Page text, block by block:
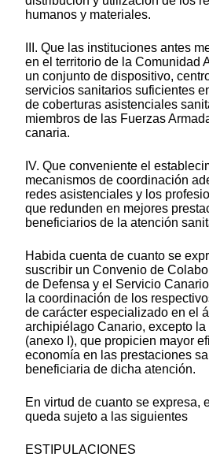
humanos y materiales.
III. Que las instituciones antes
en el territorio de la Comunidad
un conjunto de dispositivo,
servicios sanitarios suficientes
de coberturas asistenciales
miembros de las Fuerzas
canaria.
IV. Que conveniente el
mecanismos de coordinación
redes asistenciales y los
que redunden en mejores
beneficiarios de la atención
Habida cuenta de cuanto se
suscribir un Convenio de
de Defensa y el Servicio
la coordinación de los
de carácter especializado en el
archipiélago Canario, excepto
(anexo I), que propicien mayor
economía en las prestaciones
beneficiaria de dicha atención.
En virtud de cuanto se expresa,
queda sujeto a las siguientes
ESTIPULACIONES